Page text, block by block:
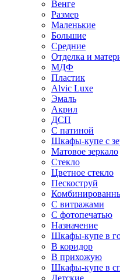
Венге
Размер
Маленькие
Большие
Средние
Отделка и
МДФ
Пластик
Alvic Luxe
Эмаль
Акрил
ДСП
С патиной
Шкафы-купе с
Матовое зеркало
Стекло
Цветное стекло
Пескоструй
С витражами
С фотопечатью
Назначение
Шкафы-купе в
В коридор
В прихожую
Шкафы-купе в
Детские